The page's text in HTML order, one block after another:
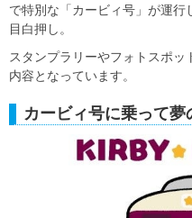
で特別な「カービィ号」が運
目白押し。
スタンプラリーやフォトスポ
内容となっています。
カービィ号に乗って夢